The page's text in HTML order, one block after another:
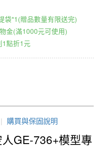
袋*1(贈品數量有限送完)
金(滿1000元可使用)
1點折1元
| 購買與保固說明
人GE-736+模型專